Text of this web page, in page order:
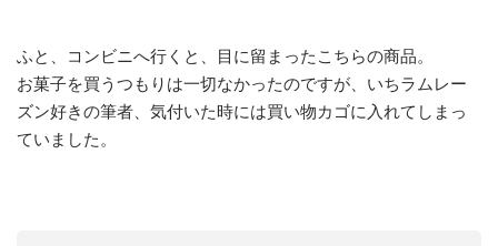
ふと、コンビニへ行くと、目に留まったこちらの商品。
お菓子を買うつもりは一切なかったのですが、いちラムレー
ズン好きの筆者、気付いた時には買い物カゴに入れてしまっ
ていました。